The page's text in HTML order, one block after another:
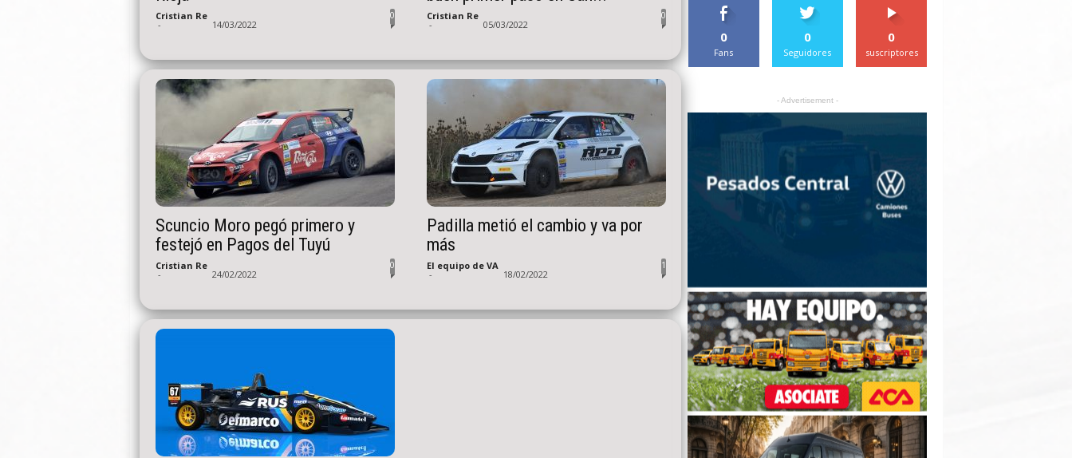
Cristian Re
- 14/03/2022
0 Cristian Re
- 05/03/2022
0
Scuncio Moro pegó primero y
festejó en Pagos del Tuyú
Cristian Re
- 24/02/2022
0
Padilla metió el cambio y va por
más
El equipo de VA
- 18/02/2022
1
0
Fans
0
Seguidores
0
suscriptores
- Advertisement -